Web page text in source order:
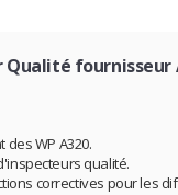
fournisseur
WP A320.
qualité.
correctives pour les